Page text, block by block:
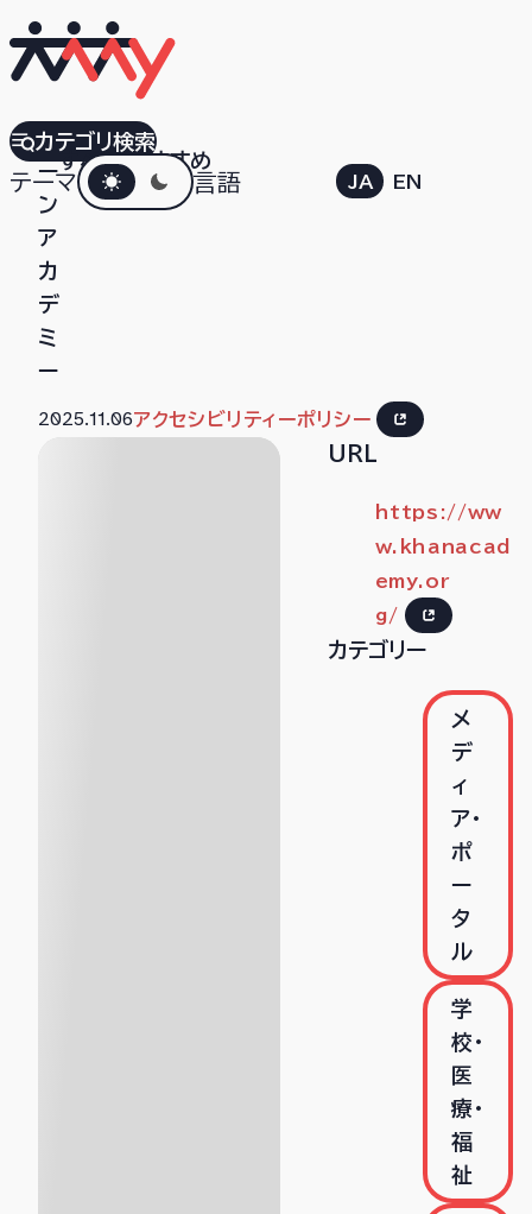
すべておすすめ
テーマダークモード言語 JA EN
カテゴリ検索
カ
ー
ン
ア
カ
デ
ミ
ー
2025.11.06アクセシビリティーポリシー
URL
https://ww
w.khanacad
emy.or
g/
カテゴリー
メ
デ
ィ
ア・
ポ
ー
タ
ル
学
校・
医
療・
福
祉